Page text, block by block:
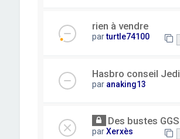
rien à vendre
parturtle74100
Hasbro conseil Jedi
par anaking13
Des bustes GGS
parXerxès